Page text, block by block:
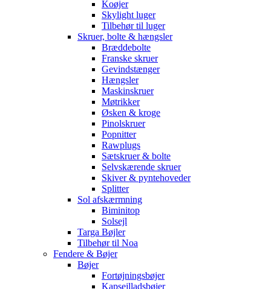
Koøjer
Skylight luger
Tilbehør til luger
Skruer, bolte & hængsler
Bræddebolte
Franske skruer
Gevindstænger
Hængsler
Maskinskruer
Møtrikker
Øsken & kroge
Pinolskruer
Popnitter
Rawplugs
Sætskruer & bolte
Selvskærende skruer
Skiver & pyntehoveder
Splitter
Sol afskærmning
Biminitop
Solsejl
Targa Bøjler
Tilbehør til Noa
Fendere & Bøjer
Bøjer
Fortøjningsbøjer
Kapsejlladsbøjer